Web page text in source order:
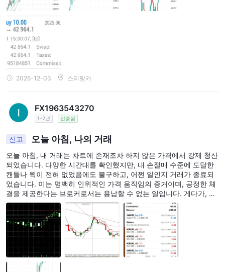
2025-12-03 스리랑카
FX1963543270
1-2년 인증됨
신고 오늘 아침, 나의 거래
오늘 아침, 내 거래는 차트에 존재조차 하지 않은 가격에서 강제 청산
되었습니다. 다양한 시간대를 확인했지만, 내 손절매 수준에 도달한
캔들나 윅이 전혀 없었음에도 불구하고, 어쩐 일인지 거래가 종료되
었습니다. 이는 명백히 인위적인 가격 움직임의 증거이며, 공정한 체
결을 제공한다는 브로커로서는 용납할 수 없는 일입니다. 게다가, 나
는 리스크를 $1.5로 설정했는데, 거래가 청산되면서 $2.3의 손실이
발생했습니다. 이는 예상보다 거의 50%나 더 많은 금액입니다. 체결
시 스프레드를 확대했거나, 자신들에게 유리하도록 거래 결과를 조작
한 것입니다. 어느 쪽이든 수상쩍은 행위입니다.